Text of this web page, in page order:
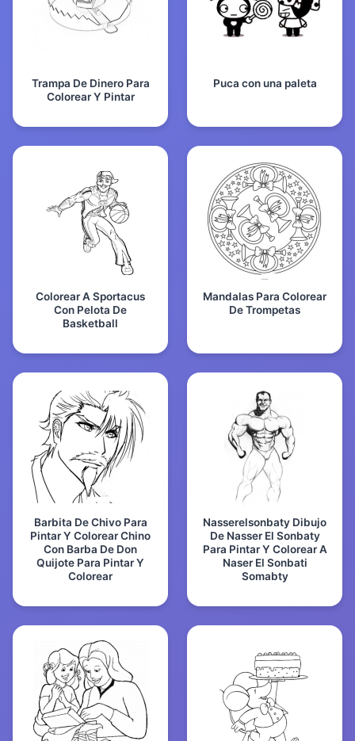
Trampa De Dinero Para
Colorear Y Pintar
Puca con una paleta
Colorear A Sportacus
Con Pelota De
Basketball
Mandalas Para Colorear
De Trompetas
Barbita De Chivo Para
Pintar Y Colorear Chino
Con Barba De Don
Quijote Para Pintar Y
Colorear
Nasserelsonbaty Dibujo
De Nasser El Sonbaty
Para Pintar Y Colorear A
Naser El Sonbati
Somabty